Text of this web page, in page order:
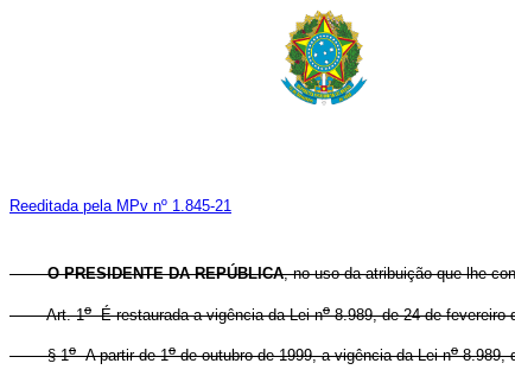
Reeditada pela MPv nº 1.845-21
O PRESIDENTE DA REPÚBLICA, no uso da atribuição que lhe
Art. 1oÉ restaurada a vigência da Lei no8.989, de 24 de fevereiro
§ 1oA partir de 1ode outubro de 1999, a vigência da Lei no8.989,